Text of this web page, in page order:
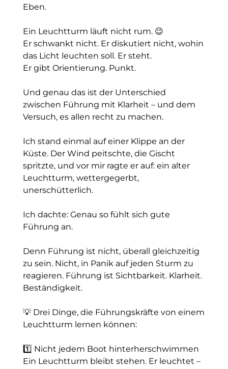
Eben.
Ein Leuchtturm läuft nicht rum. 😉
Er schwankt nicht. Er diskutiert nicht, wohin
das Licht leuchten soll. Er steht.
Er gibt Orientierung. Punkt.
Und genau das ist der Unterschied
zwischen Führung mit Klarheit – und dem
Versuch, es allen recht zu machen.
Ich stand einmal auf einer Klippe an der
Küste. Der Wind peitschte, die Gischt
spritzte, und vor mir ragte er auf: ein alter
Leuchtturm, wettergegerbt,
unerschütterlich.
Ich dachte: Genau so fühlt sich gute
Führung an.
Denn Führung ist nicht, überall gleichzeitig
zu sein. Nicht, in Panik auf jeden Sturm zu
reagieren. Führung ist Sichtbarkeit. Klarheit.
Beständigkeit.
💡 Drei Dinge, die Führungskräfte von einem
Leuchtturm lernen können:
1️⃣ Nicht jedem Boot hinterherschwimmen
Ein Leuchtturm bleibt stehen. Er leuchtet –